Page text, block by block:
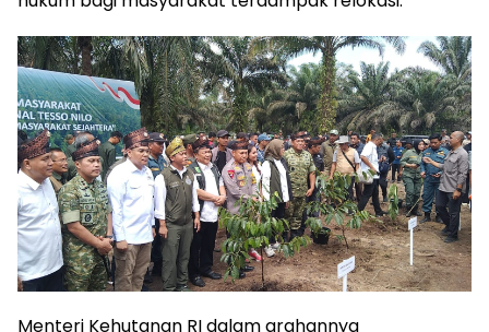
Menteri Kehutanan RI dalam arahannya